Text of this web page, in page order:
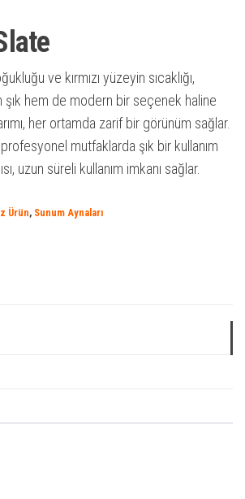
ve kırmızı yüzeyin sıcaklığı,
şık hem de modern bir seçenek haline
her ortamda zarif bir görünüm sağlar.
mutfaklarda şık bir kullanım
uzun süreli kullanım imkanı sağlar.
Ürün, Sunum Aynaları